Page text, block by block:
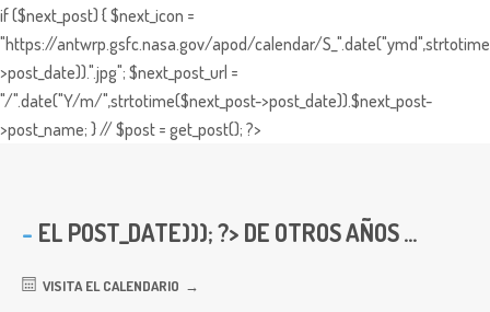
if ($next_post) { $next_icon =
"https://antwrp.gsfc.nasa.gov/apod/calendar/
>post_date)).".jpg"; $next_post_url =
"/".date("Y/m/",strtotime($next_post->post_date)).$next_post-
>post_name; } // $post = get_post(); ?>
EL POST_DATE))); ?> DE OTROS AÑOS ...
VISITA EL CALENDARIO